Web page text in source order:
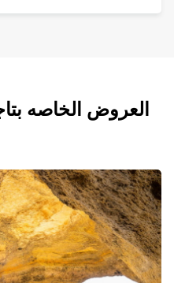
العروض الخاصه